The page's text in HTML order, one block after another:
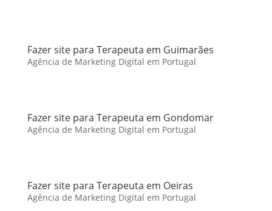
Fazer site para Terapeuta em Guimarães
Agência de Marketing Digital em Portugal
Fazer site para Terapeuta em Gondomar
Agência de Marketing Digital em Portugal
Fazer site para Terapeuta em Oeiras
Agência de Marketing Digital em Portugal